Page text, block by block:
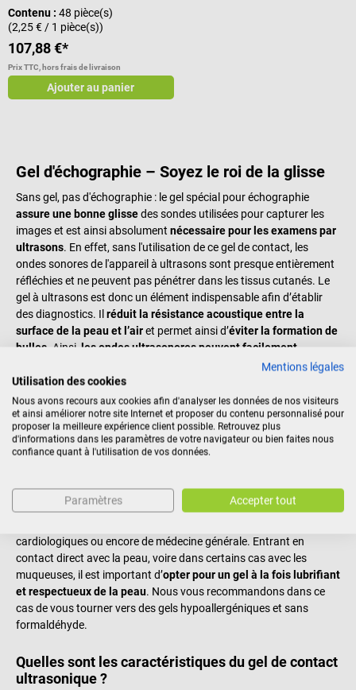
Contenu : 48 pièce(s)
(2,25 € / 1 pièce(s))
107,88 €*
Prix TTC, hors frais de livraison
Ajouter au panier
Gel d'échographie – Soyez le roi de la glisse
Sans gel, pas d'échographie : le gel spécial pour échographie
assure une bonne glissedes sondes utilisées pour capturer les
images et est ainsi absolument nécessaire pour les examens par
ultrasons. En effet, sans l'utilisation de ce gel de contact, les
ondes sonores de l'appareil à ultrasons sont presque entièrement
réfléchies et ne peuvent pas pénétrer dans les tissus cutanés. Le
gel à ultrasons est donc un élément indispensable afin d’établir
des diagnostics. Il réduit la résistance acoustique entre la
surface de la peau et l’airet permet ainsi d’éviter la formation de
bulles . Ainsi, les ondes ultrasonores peuvent facilement
, garantissant ainsi des images et des
sons particulièrement précis.
Comment utiliser un gel d’échographie ?
De manière générale, il suffit d'appliquer le gel sur la sonde pour
que celle-ci glisse convenablement sur la peau du patient. Cette
précise des structures cutanées et des organes internes. Les gels
de contact sont généralement
utilisables pour toutes les formes
cardiologiques ou encore de médecine générale. Entrant en
contact direct avec la peau, voire dans certains cas avec les
muqueuses, il est important d’opter pour un gel à la fois lubrifiant
et respectueux de la peau. Nous vous recommandons dans ce
cas de vous tourner vers des gels hypoallergéniques et sans
formaldéhyde.
Quelles sont les caractéristiques du gel de contact
ultrasonique ?
Mentions légales
Utilisation des cookies
Nous avons recours aux cookies afin d'analyser les données de nos visiteurs
et ainsi améliorer notre site Internet et proposer du contenu personnalisé pour
proposer la meilleure expérience client possible. Retrouvez plus
d'informations dans les paramètres de votre navigateur ou bien faites nous
confiance quant à l'utilisation de vos données.
Paramètres Accepter tout